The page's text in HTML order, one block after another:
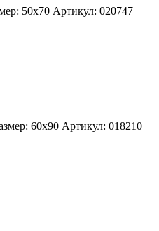
50x70 Артикул: 020747
60x90 Артикул: 018210